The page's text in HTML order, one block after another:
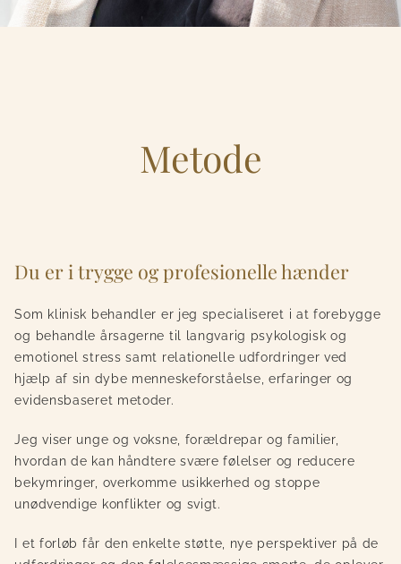
Metode
Du er i trygge og profesionelle hænder
Som klinisk behandler er jeg specialiseret i at forebygge
og behandle årsagerne til langvarig psykologisk og
emotionel stress samt relationelle udfordringer ved
hjælp af sin dybe menneskeforståelse, erfaringer og
evidensbaseret metoder.
Jeg viser unge og voksne, forældrepar og familier,
hvordan de kan håndtere svære følelser og reducere
bekymringer, overkomme usikkerhed og stoppe
unødvendige konflikter og svigt.
I et forløb får den enkelte støtte, nye perspektiver på de